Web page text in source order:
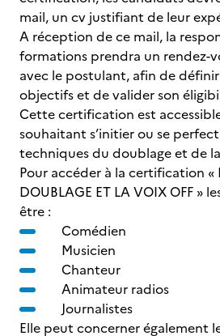
mail, un cv justifiant de leur
A réception de ce mail, la
formations prendra un rendez-
avec le postulant, afin de définir
objectifs et de valider son
Cette certification est
souhaitant s’initier ou se
techniques du doublage et de
Pour accéder à la certification «
DOUBLAGE ET LA VOIX OFF »
être :
Comédien
Musicien
Chanteur
Animateur radios
Journalistes
Elle peut concerner également